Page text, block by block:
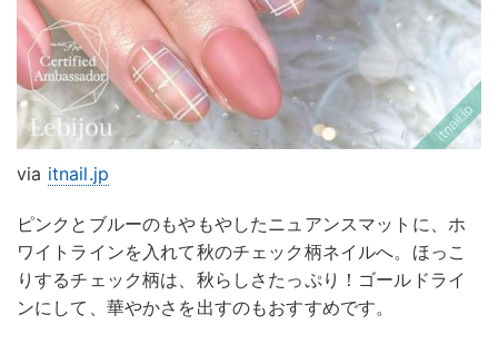
via itnail.jp
ピンクとブルーのもやもやしたニュアンスマットに、ホ
ワイトラインを入れて秋のチェック柄ネイルへ。ほっこ
りするチェック柄は、秋らしさたっぷり！ゴールドライ
ンにして、華やかさを出すのもおすすめです。